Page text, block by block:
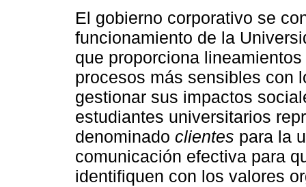
El gobierno corporativo se
funcionamiento de la
que proporciona
procesos más sensibles con
gestionar sus impactos
estudiantes universitarios
denominado clientes para la
comunicación efectiva para
identifiquen con los valores